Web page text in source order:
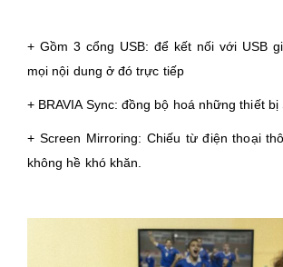
+ Gồm 3 cổng USB: để kết nối với USB
mọi nội dung ở đó trực tiếp
+ BRAVIA Sync: đồng bộ hoá những thiết bị
+ Screen Mirroring: Chiếu từ điện thoại
không hề khó khăn.